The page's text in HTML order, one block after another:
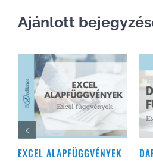
Ajánlott
EXCEL ALAPFÜGGVÉNYEK